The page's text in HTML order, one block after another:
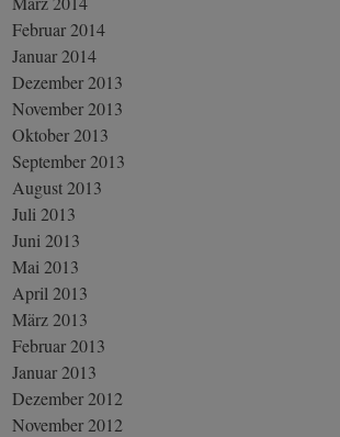
Februar 2014
Januar 2014
Dezember 2013
November 2013
Oktober 2013
September 2013
August 2013
Juli 2013
Juni 2013
Mai 2013
April 2013
März 2013
Februar 2013
Januar 2013
Dezember 2012
November 2012